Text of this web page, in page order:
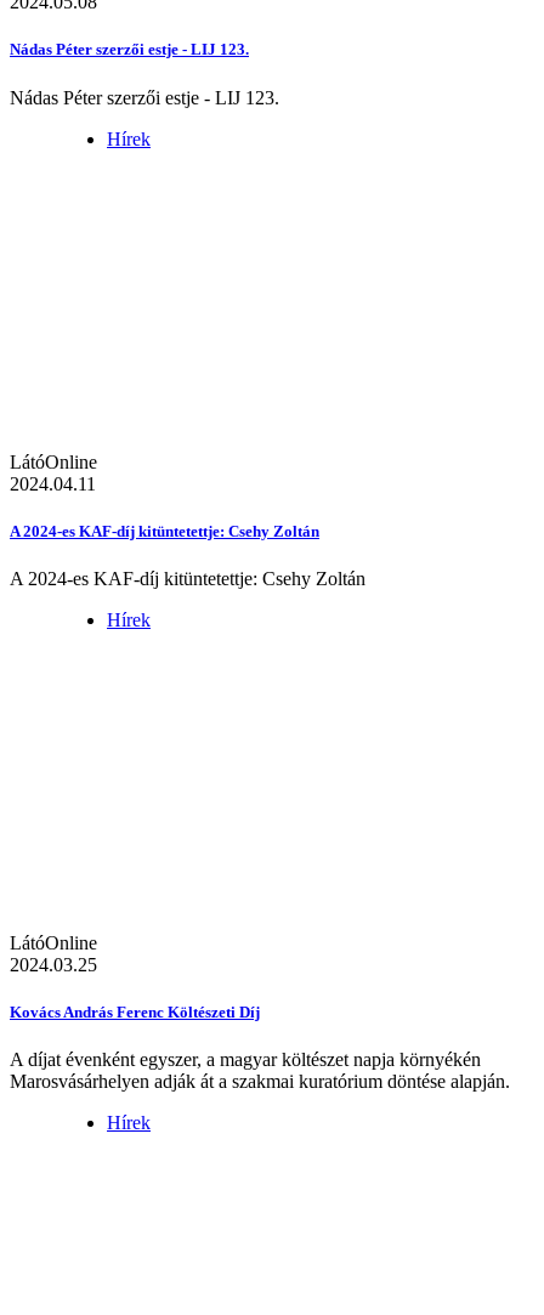
Nádas Péter szerzői estje - LIJ 123.
Nádas Péter szerzői estje - LIJ 123.
Hírek
LátóOnline
2024.04.11
A 2024-es KAF-díj kitüntetettje: Csehy Zoltán
A 2024-es KAF-díj kitüntetettje: Csehy Zoltán
Hírek
LátóOnline
2024.03.25
Kovács András Ferenc Költészeti Díj
A díjat évenként egyszer, a magyar költészet napja környékén
Marosvásárhelyen adják át a szakmai kuratórium döntése alapján.
Hírek